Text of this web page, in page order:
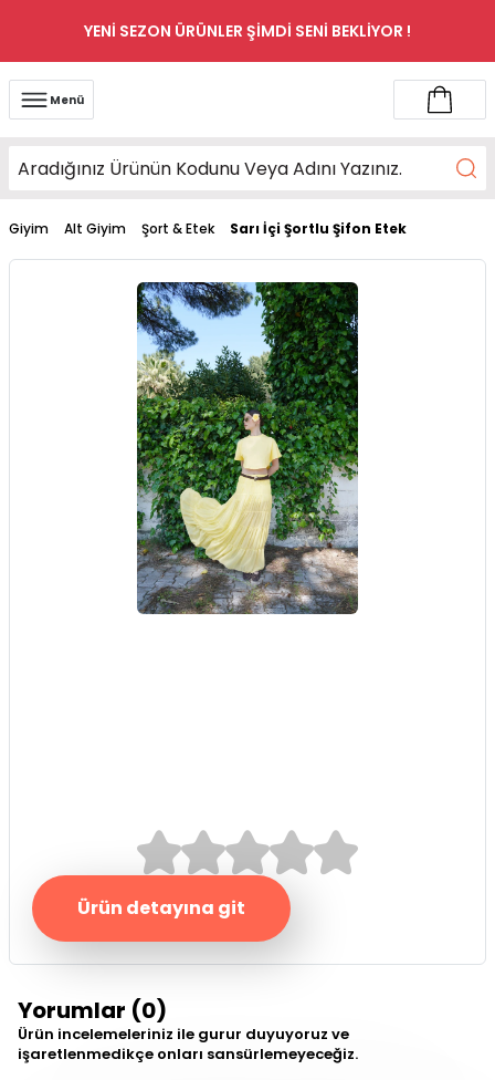
YENİ SEZON ÜRÜNLER ŞİMDİ SENİ BEKLİYOR !
Menü
Giyim Alt Giyim Şort & Etek Sarı İçi Şortlu Şifon Etek
Ürün detayına git
Yorumlar (0)
Ürün incelemeleriniz ile gurur duyuyoruz ve
işaretlenmedikçe onları sansürlemeyeceğiz.